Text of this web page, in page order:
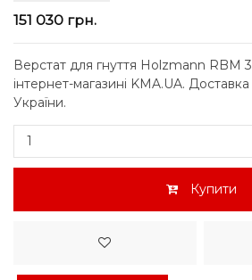
151 030 грн.
Верстат для гнуття Holzmann RBM
інтернет-магазині KMA.UA.
України.
Купити